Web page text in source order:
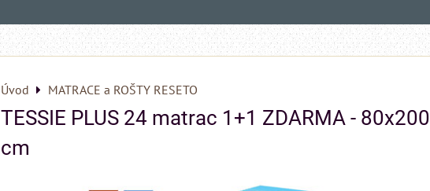
Úvod MATRACE a ROŠTY RESETO
TESSIE PLUS 24 matrac 1+1 ZDARMA - 80x200
cm